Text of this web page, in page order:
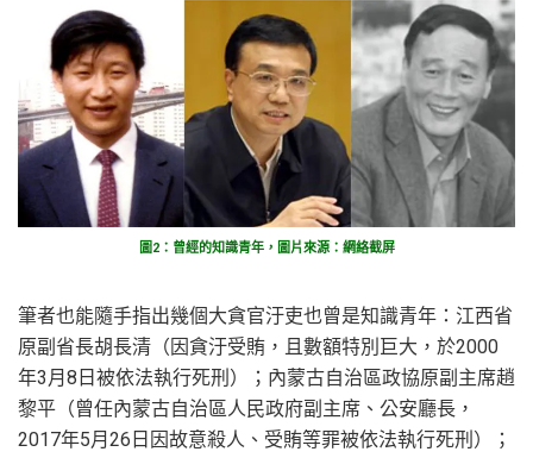
圖2：曾經的知識青年，圖片來源：網絡截屏
筆者也能隨手指出幾個大貪官汙吏也曾是知識青年：江西省
原副省長胡長清（因貪汙受賄，且數額特別巨大，於2000
年3月8日被依法執行死刑）；內蒙古自治區政協原副主席趙
黎平（曾任內蒙古自治區人民政府副主席、公安廳長，
2017年5月26日因故意殺人、受賄等罪被依法執行死刑）；